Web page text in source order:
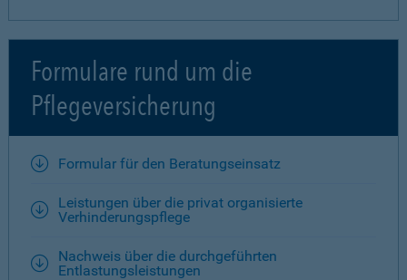
Formulare rund um die
Pflegeversicherung
Formular für den Beratungseinsatz
Leistungen über die privat organisierte
Verhinderungspflege
Nachweis über die durchgeführten
Entlastungsleistungen